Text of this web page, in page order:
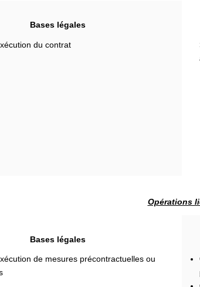
Bases légales
du contrat
Opérations
Bases légales
de mesures précontractuelles ou